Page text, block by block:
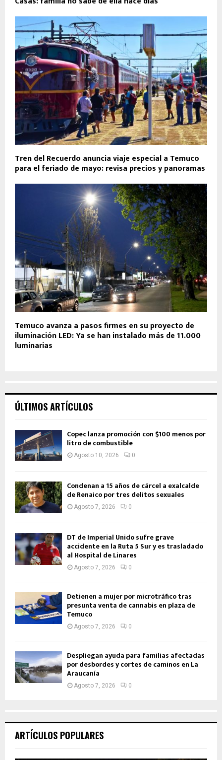
Tren del Recuerdo anuncia viaje especial a Temuco
para el feriado de mayo: revisa precios y panoramas
Temuco avanza a pasos firmes en su proyecto de
iluminación LED: Ya se han instalado más de 11.000
luminarias
ÚLTIMOS ARTÍCULOS
Copec lanza promoción con $100 menos por
litro de combustible
Agosto 10, 2026 0
Condenan a 15 años de cárcel a exalcalde
de Renaico por tres delitos sexuales
Agosto 7, 2026 0
DT de Imperial Unido sufre grave
accidente en la Ruta 5 Sur y es trasladado
al Hospital de Linares
Agosto 7, 2026 0
Detienen a mujer por microtráfico tras
presunta venta de cannabis en plaza de
Temuco
Agosto 7, 2026 0
Despliegan ayuda para familias afectadas
por desbordes y cortes de caminos en La
Araucanía
Agosto 7, 2026 0
ARTÍCULOS POPULARES